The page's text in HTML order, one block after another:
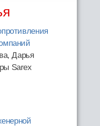
Дарья
Sarex